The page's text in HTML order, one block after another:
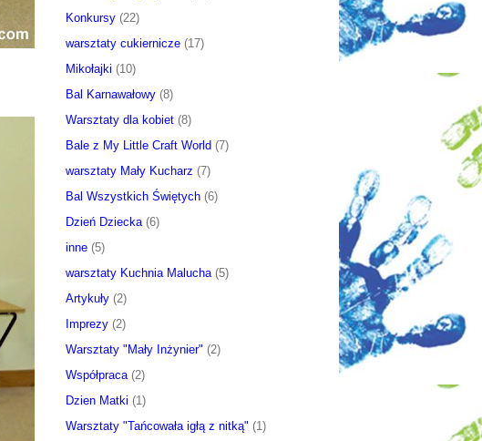
Konkursy (22)
warsztaty cukiernicze (17)
Mikołajki (10)
Bal Karnawałowy (8)
Warsztaty dla kobiet (8)
Bale z My Little Craft World (7)
warsztaty Mały Kucharz (7)
Bal Wszystkich Świętych (6)
Dzień Dziecka (6)
inne (5)
warsztaty Kuchnia Malucha (5)
Artykuły (2)
Imprezy (2)
Warsztaty "Mały Inżynier" (2)
Współpraca (2)
Dzien Matki (1)
Warsztaty "Tańcowała igłą z nitką" (1)